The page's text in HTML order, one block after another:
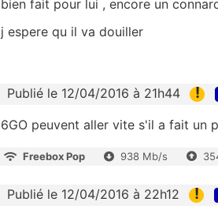
bien fait pour lui , encore un
j espere qu il va douiller
Publié le 12/04/2016 à 21h44 !
6GO peuvent aller vite s'il a fait un
Freebox Pop 938 Mb/s
Publié le 12/04/2016 à 22h12 !